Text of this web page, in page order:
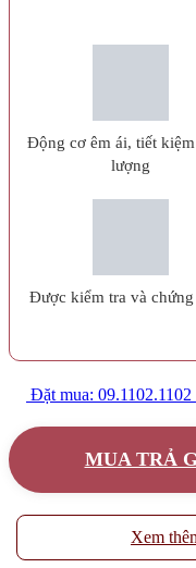
Động cơ êm ái, tiết
lượng
Được kiểm tra và chứng
Đặt mua: 09.1102.1102
MUA TRẢ
Xem